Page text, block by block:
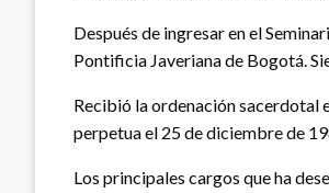
Después de ingresar en el
Pontificia Javeriana de Bogotá.
Recibió la ordenación sacerdotal
perpetua el 25 de diciembre de
Los principales cargos que ha